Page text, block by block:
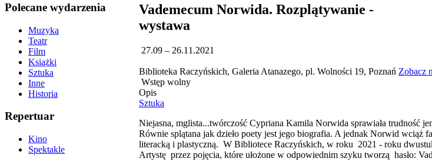
Polecane wydarzenia
Muzyka
Teatr
Film
Książki
Sztuka
Inne
Historia
Repertuar
Kino
Spektakle
Vademecum Norwida. Rozplątywanie -
wystawa
27.09 – 26.11.2021
Biblioteka Raczyńskich, Galeria Atanazego, pl. Wolności 19, Poznań Zobacz
Wstęp wolny
Opis
Sztuka
Niejasna, mglista...twórczość Cypriana Kamila Norwida sprawiała trudność
Równie splątana jak dzieło poety jest jego biografia. A jednak Norwid wciąż
literacką i plastyczną. W Bibliotece Raczyńskich, w roku 2021 - roku
Artystę przez pojęcia, które ułożone w odpowiednim szyku tworzą hasło: